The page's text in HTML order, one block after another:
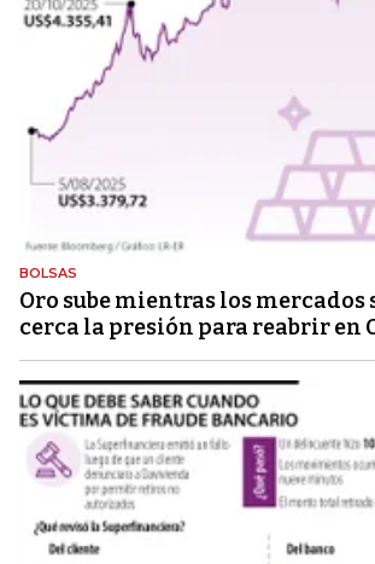
BOLSAS
Oro sube mientras los mercados
cerca la presión para reabrir en